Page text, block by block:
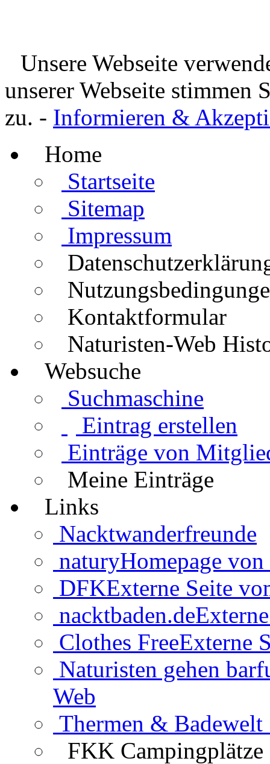
Unsere Webseite
unserer Webseite stimmen
zu. - Informieren &
Home
Startseite
Sitemap
Impressum
Kontaktformular
Naturisten-Web
Websuche
Suchmaschine
Eintrag erstellen
Einträge von
Meine Einträge
Links
Nacktwanderfreunde
naturyHomepage
DFKExterne Seite
nacktbaden.de
Clothes FreeExterne
Naturisten gehen
Web
Thermen & Badewelt
FKK Campingplätze